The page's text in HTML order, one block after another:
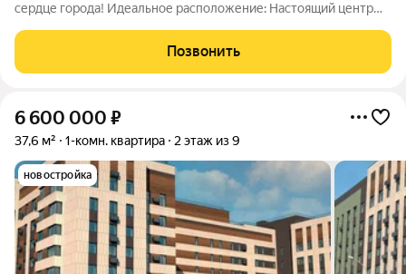
сердце города! Идеальное расположение: Настоящий центр
планировке: Изолированная спальня: Уединенное и тихое
пространство для отдыха.
Позвонить
6 600 000 ₽
37,6 м² 1-комн. квартира 2 этаж из 9
новостройка